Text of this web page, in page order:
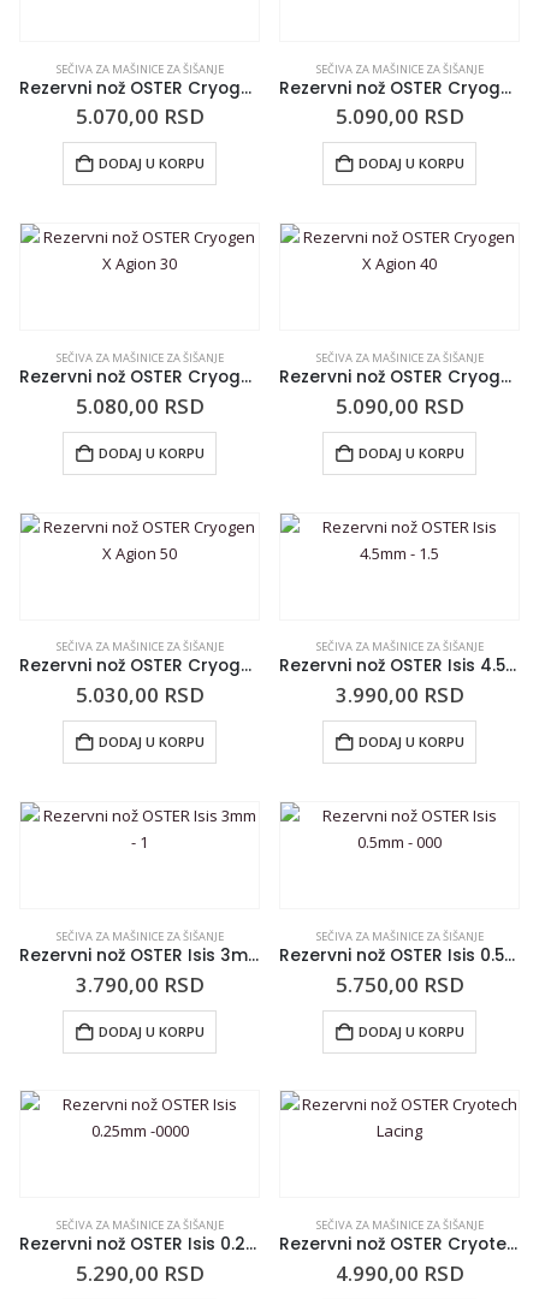
SEČIVA ZA MAŠINICE ZA ŠIŠANJE
Rezervni nož OSTER Cryogen X Agion 10
5.070,00 RSD
DODAJ U KORPU
SEČIVA ZA MAŠINICE ZA ŠIŠANJE
Rezervni nož OSTER Cryogen X Agion 15
5.090,00 RSD
DODAJ U KORPU
SEČIVA ZA MAŠINICE ZA ŠIŠANJE
Rezervni nož OSTER Cryogen X Agion 30
5.080,00 RSD
DODAJ U KORPU
SEČIVA ZA MAŠINICE ZA ŠIŠANJE
Rezervni nož OSTER Cryogen X Agion 40
5.090,00 RSD
DODAJ U KORPU
SEČIVA ZA MAŠINICE ZA ŠIŠANJE
Rezervni nož OSTER Cryogen X Agion 50
5.030,00 RSD
DODAJ U KORPU
SEČIVA ZA MAŠINICE ZA ŠIŠANJE
Rezervni nož OSTER Isis 4.5mm – 1.5
3.990,00 RSD
DODAJ U KORPU
SEČIVA ZA MAŠINICE ZA ŠIŠANJE
Rezervni nož OSTER Isis 3mm – 1
3.790,00 RSD
DODAJ U KORPU
SEČIVA ZA MAŠINICE ZA ŠIŠANJE
Rezervni nož OSTER Isis 0.5mm – 000
5.750,00 RSD
DODAJ U KORPU
SEČIVA ZA MAŠINICE ZA ŠIŠANJE
Rezervni nož OSTER Isis 0.25mm -0000
5.290,00 RSD
SEČIVA ZA MAŠINICE ZA ŠIŠANJE
Rezervni nož OSTER Cryotech Lacing
4.990,00 RSD